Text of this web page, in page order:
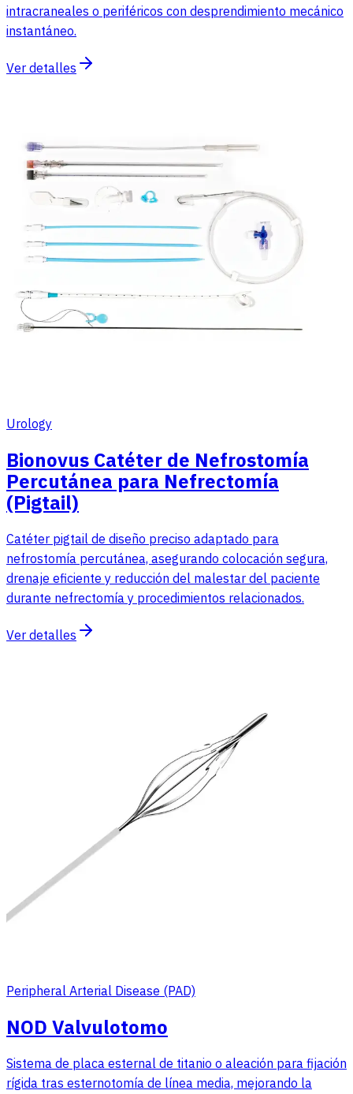
intracraneales o periféricos con desprendimiento mecánico
instantáneo.
Ver detalles
Urology
Bionovus Catéter de Nefrostomía
Percutánea para Nefrectomía
(Pigtail)
Catéter pigtail de diseño preciso adaptado para
nefrostomía percutánea, asegurando colocación segura,
drenaje eficiente y reducción del malestar del paciente
durante nefrectomía y procedimientos relacionados.
Ver detalles
Peripheral Arterial Disease (PAD)
NOD Valvulotomo
Sistema de placa esternal de titanio o aleación para fijación
rígida tras esternotomía de línea media, mejorando la